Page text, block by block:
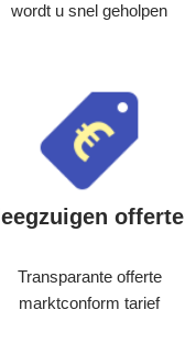
wordt u snel geholpen
leegzuigen offerte
Transparante offerte
marktconform tarief